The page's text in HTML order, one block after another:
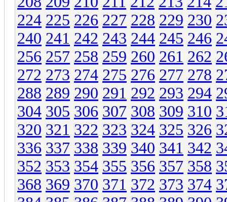
224 225 226 227 228 229 230
240 241 242 243 244 245 246
256 257 258 259 260 261 262
272 273 274 275 276 277 278
288 289 290 291 292 293 294
304 305 306 307 308 309 310
320 321 322 323 324 325 326
336 337 338 339 340 341 342
352 353 354 355 356 357 358
368 369 370 371 372 373 374